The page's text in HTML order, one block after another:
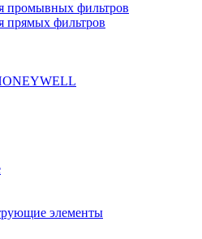
промывных фильтров
прямых фильтров
элементы